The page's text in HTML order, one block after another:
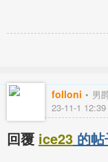
folloni 男
23-11-1 12:39
回覆 ice23 的